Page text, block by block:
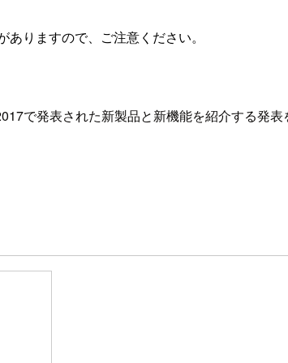
りますので、ご注意ください。
で発表された新製品と新機能を紹介する発表